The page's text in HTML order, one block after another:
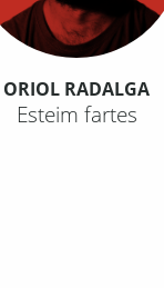
ORIOL RADALGA
Esteim fartes